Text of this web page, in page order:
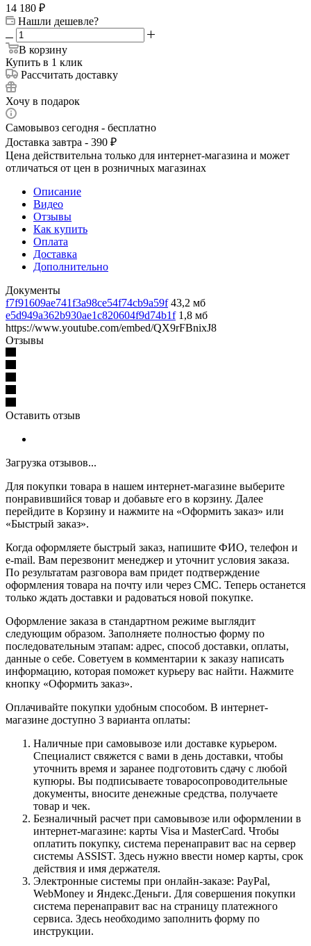
14 180 ₽
Нашли дешевле?
В корзину
Купить в 1 клик
Рассчитать доставку
Хочу в подарок
Самовывоз сегодня - бесплатно
Доставка завтра - 390 ₽
Цена действительна только для интернет-магазина и может
отличаться от цен в розничных магазинах
Описание
Видео
Отзывы
Как купить
Оплата
Доставка
Дополнительно
Документы
f7f91609ae741f3a98ce54f74cb9a59f 43,2 мб
e5d949a362b930ae1c820604f9d74b1f 1,8 мб
https://www.youtube.com/embed/QX9rFBnixJ8
Отзывы
Оставить отзыв
Загрузка отзывов...
Для покупки товара в нашем интернет-магазине выберите
понравившийся товар и добавьте его в корзину. Далее
перейдите в Корзину и нажмите на «Оформить заказ» или
«Быстрый заказ».
Когда оформляете быстрый заказ, напишите ФИО, телефон и
e-mail. Вам перезвонит менеджер и уточнит условия заказа.
По результатам разговора вам придет подтверждение
оформления товара на почту или через СМС. Теперь останется
только ждать доставки и радоваться новой покупке.
Оформление заказа в стандартном режиме выглядит
следующим образом. Заполняете полностью форму по
последовательным этапам: адрес, способ доставки, оплаты,
данные о себе. Советуем в комментарии к заказу написать
информацию, которая поможет курьеру вас найти. Нажмите
кнопку «Оформить заказ».
Оплачивайте покупки удобным способом. В интернет-
магазине доступно 3 варианта оплаты:
Наличные при самовывозе или доставке курьером.
Специалист свяжется с вами в день доставки, чтобы
уточнить время и заранее подготовить сдачу с любой
купюры. Вы подписываете товаросопроводительные
документы, вносите денежные средства, получаете
товар и чек.
Безналичный расчет при самовывозе или оформлении в
интернет-магазине: карты Visa и MasterCard. Чтобы
оплатить покупку, система перенаправит вас на сервер
системы ASSIST. Здесь нужно ввести номер карты, срок
действия и имя держателя.
Электронные системы при онлайн-заказе: PayPal,
WebMoney и Яндекс.Деньги. Для совершения покупки
система перенаправит вас на страницу платежного
сервиса. Здесь необходимо заполнить форму по
инструкции.